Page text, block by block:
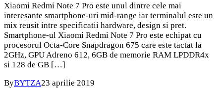
Xiaomi Redmi Note 7 Pro este unul dintre cele mai
interesante smartphone-uri mid-range iar terminalul este un
mix reusit intre specificatii hardware, design si pret.
Smartphone-ul Xiaomi Redmi Note 7 Pro este echipat cu
procesorul Octa-Core Snapdragon 675 care este tactat la
2GHz, GPU Adreno 612, 6GB de memorie RAM LPDDR4x
si 128 de GB […]
ByBYTZA23 aprilie 2019